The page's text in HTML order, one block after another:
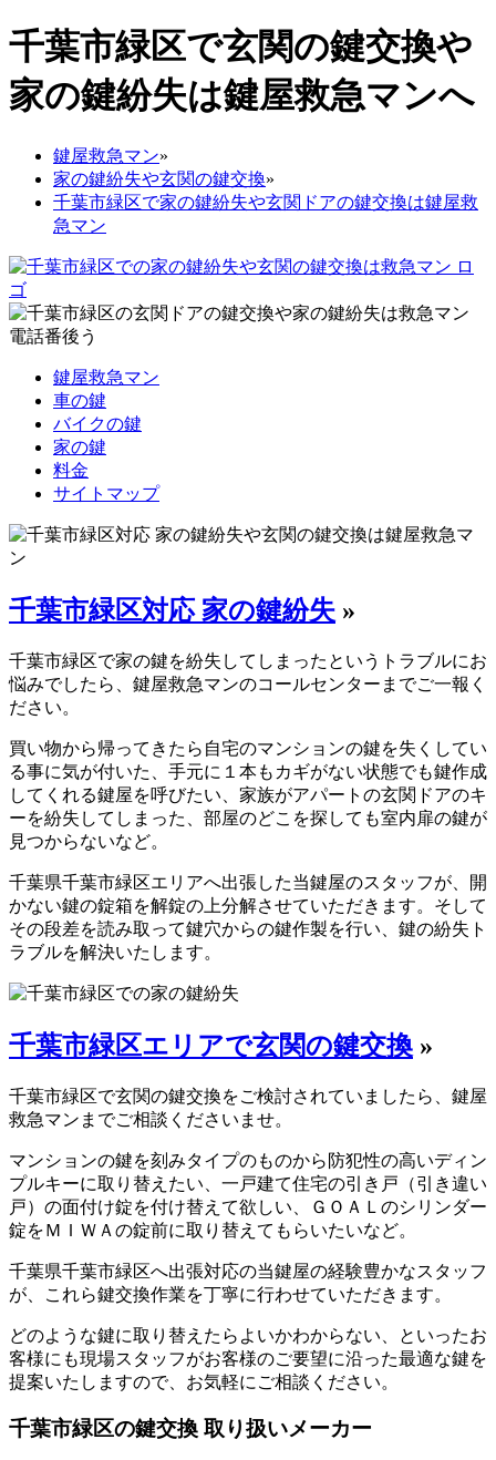
千葉市緑区で玄関の鍵交換や
家の鍵紛失は鍵屋救急マンへ
鍵屋救急マン»
家の鍵紛失や玄関の鍵交換»
千葉市緑区で家の鍵紛失や玄関ドアの鍵交換は鍵屋救
急マン
鍵屋救急マン
車の鍵
バイクの鍵
家の鍵
料金
サイトマップ
千葉市緑区対応 家の鍵紛失 »
千葉市緑区で家の鍵を紛失してしまったというトラブルにお
悩みでしたら、鍵屋救急マンのコールセンターまでご一報く
ださい。
買い物から帰ってきたら自宅のマンションの鍵を失くしてい
る事に気が付いた、手元に１本もカギがない状態でも鍵作成
してくれる鍵屋を呼びたい、家族がアパートの玄関ドアのキ
ーを紛失してしまった、部屋のどこを探しても室内扉の鍵が
見つからないなど。
千葉県千葉市緑区エリアへ出張した当鍵屋のスタッフが、開
かない鍵の錠箱を解錠の上分解させていただきます。そして
その段差を読み取って鍵穴からの鍵作製を行い、鍵の紛失ト
ラブルを解決いたします。
千葉市緑区エリアで玄関の鍵交換 »
千葉市緑区で玄関の鍵交換をご検討されていましたら、鍵屋
救急マンまでご相談くださいませ。
マンションの鍵を刻みタイプのものから防犯性の高いディン
プルキーに取り替えたい、一戸建て住宅の引き戸（引き違い
戸）の面付け錠を付け替えて欲しい、ＧＯＡＬのシリンダー
錠をＭＩＷＡの錠前に取り替えてもらいたいなど。
千葉県千葉市緑区へ出張対応の当鍵屋の経験豊かなスタッフ
が、これら鍵交換作業を丁寧に行わせていただきます。
どのような鍵に取り替えたらよいかわからない、といったお
客様にも現場スタッフがお客様のご要望に沿った最適な鍵を
提案いたしますので、お気軽にご相談ください。
千葉市緑区の鍵交換 取り扱いメーカー